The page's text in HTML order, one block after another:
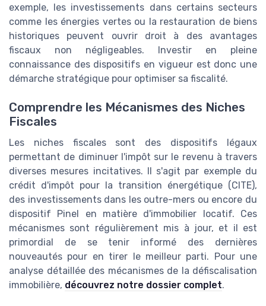
exemple, les investissements dans certains secteurs
comme les énergies vertes ou la restauration de biens
historiques peuvent ouvrir droit à des avantages
fiscaux non négligeables. Investir en pleine
connaissance des dispositifs en vigueur est donc une
démarche stratégique pour optimiser sa fiscalité.
Comprendre les Mécanismes des Niches
Fiscales
Les niches fiscales sont des dispositifs légaux
permettant de diminuer l'impôt sur le revenu à travers
diverses mesures incitatives. Il s'agit par exemple du
crédit d'impôt pour la transition énergétique (CITE),
des investissements dans les outre-mers ou encore du
dispositif Pinel en matière d'immobilier locatif. Ces
mécanismes sont régulièrement mis à jour, et il est
primordial de se tenir informé des dernières
nouveautés pour en tirer le meilleur parti. Pour une
analyse détaillée des mécanismes de la défiscalisation
immobilière, découvrez notre dossier complet.